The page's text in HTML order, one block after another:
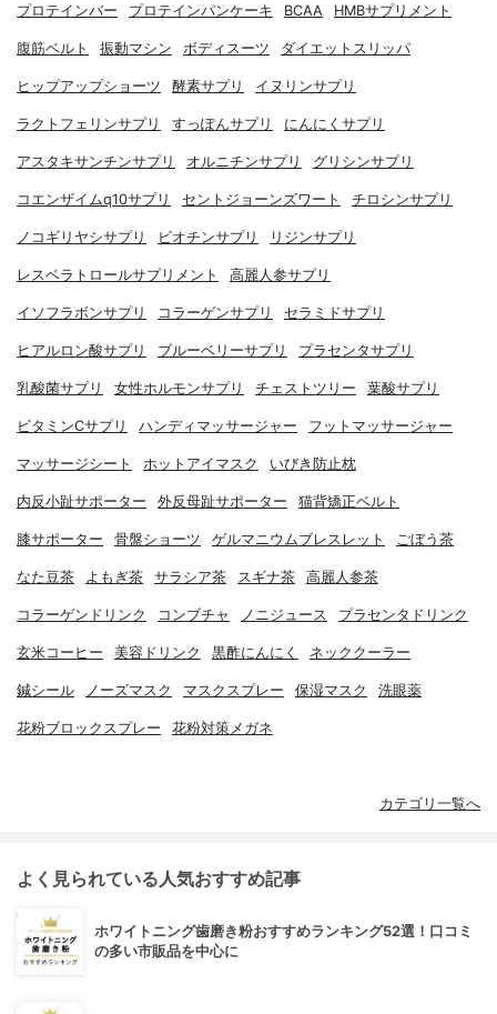
プロテインバー プロテインパンケーキ BCAA HMBサプリメント
腹筋ベルト 振動マシン ボディスーツ ダイエットスリッパ
ヒップアップショーツ 酵素サプリ イヌリンサプリ
ラクトフェリンサプリ すっぽんサプリ にんにくサプリ
アスタキサンチンサプリ オルニチンサプリ グリシンサプリ
コエンザイムq10サプリ セントジョーンズワート チロシンサプリ
ノコギリヤシサプリ ビオチンサプリ リジンサプリ
レスベラトロールサプリメント 高麗人参サプリ
イソフラボンサプリ コラーゲンサプリ セラミドサプリ
ヒアルロン酸サプリ ブルーベリーサプリ プラセンタサプリ
乳酸菌サプリ 女性ホルモンサプリ チェストツリー 葉酸サプリ
ビタミンCサプリ ハンディマッサージャー フットマッサージャー
マッサージシート ホットアイマスク いびき防止枕
内反小趾サポーター 外反母趾サポーター 猫背矯正ベルト
膝サポーター 骨盤ショーツ ゲルマニウムブレスレット ごぼう茶
なた豆茶 よもぎ茶 サラシア茶 スギナ茶 高麗人参茶
コラーゲンドリンク コンブチャ ノニジュース プラセンタドリンク
玄米コーヒー 美容ドリンク 黒酢にんにく ネッククーラー
鍼シール ノーズマスク マスクスプレー 保湿マスク 洗眼薬
花粉ブロックスプレー 花粉対策メガネ
カテゴリ一覧へ
よく見られている人気おすすめ記事
ホワイトニング歯磨き粉おすすめランキング52選！口コミ
の多い市販品を中心に